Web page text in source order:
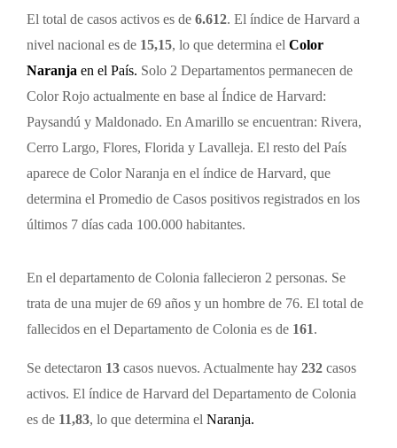
El total de casos activos es de 6.612. El índice de Harvard a
nivel nacional es de 15,15, lo que determina el Color
Naranja en el País. Solo 2 Departamentos permanecen de
Color Rojo actualmente en base al Índice de Harvard:
Paysandú y Maldonado. En Amarillo se encuentran: Rivera,
Cerro Largo, Flores, Florida y Lavalleja. El resto del País
aparece de Color Naranja en el índice de Harvard, que
determina el Promedio de Casos positivos registrados en los
últimos 7 días cada 100.000 habitantes.
En el departamento de Colonia fallecieron 2 personas. Se
trata de una mujer de 69 años y un hombre de 76. El total de
fallecidos en el Departamento de Colonia es de 161.
Se detectaron 13 casos nuevos. Actualmente hay 232 casos
activos. El índice de Harvard del Departamento de Colonia
es de 11,83, lo que determina el Naranja.